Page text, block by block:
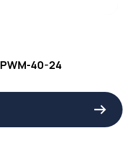
PWM-40-24